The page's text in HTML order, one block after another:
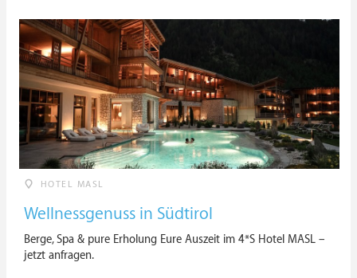
HOTEL MASL
Wellnessgenuss in Südtirol
Berge, Spa & pure Erholung Eure Auszeit im 4*S Hotel MASL –
jetzt anfragen.